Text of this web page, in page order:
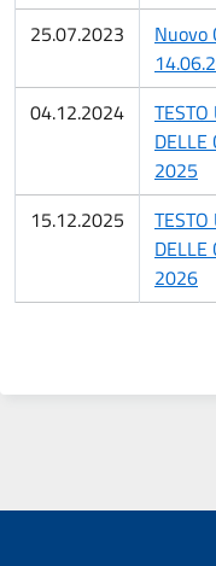
25.07.2023
Nuovo
04.12.2024
TESTO
DELLE
2025
15.12.2025
TESTO
DELLE
2026